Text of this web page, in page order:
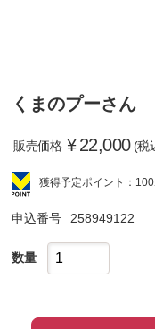
くまのプーさん
販売価格 ¥22,000 (税
獲得予定ポイント：100
申込番号 258949122
数量